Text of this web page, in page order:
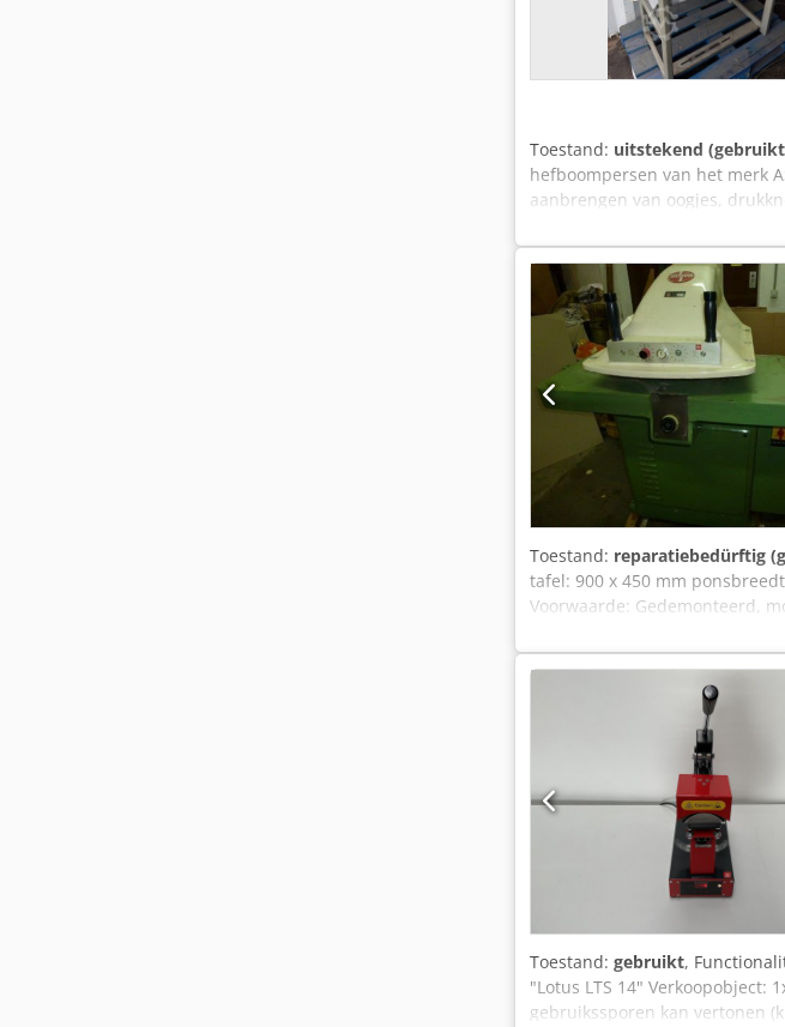
Toestand: uitstekend
hefboompersen van het merk
aanbrengen van oogjes,
tassen, schoenen en
Handbediende aandrijving
Mogelijkheid om
Eenvoudige en betrouwbare
Toestand: reparatiebedürftig
tafel: 900 x 450 mm
Voorwaarde: Gedemonteerd,
cilinderhouder van de
is, prijs na montage op
Toestand: gebruikt,
"Lotus LTS 14" Verkoopobject:
gebruikssporen kan vertonen